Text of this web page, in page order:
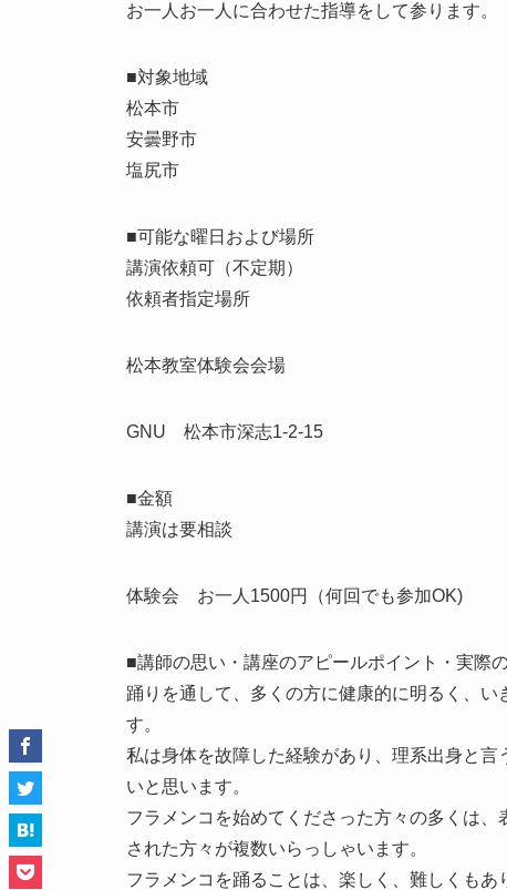
お一人お一人に合わせた指導をして参ります。
■対象地域
松本市
安曇野市
塩尻市
■可能な曜日および場所
講演依頼可（不定期）
依頼者指定場所
松本教室体験会会場
GNU 松本市深志1-2-15
■金額
講演は要相談
体験会 お一人1500円（何回でも参加OK)
■講師の思い・講座のアピールポイント・実際
踊りを通して、多くの方に健康的に明るく、い
す。
私は身体を故障した経験があり、理系出身と言
いと思います。
フラメンコを始めてくださった方々の多くは、
された方々が複数いら っしゃいます。
フラメンコを踊ることは、楽しく、難しくもあ